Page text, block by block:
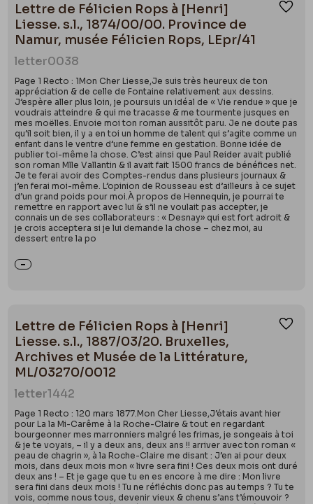
Lettre de Félicien Rops à [Henri]
Liesse. s.l., 1874/00/00. Province de
Namur, musée Félicien Rops, LEpr/41
letter0038
Page 1 Recto : 1Mon Cher Liesse,Je suis très heureux de ton
appréciation & de celle de Fontaine relativement aux dessins.
J’espère aller plus loin, je poursuis un idéal de « Vie rendue » que je
voudrais atteindre & qui me tracasse & me tourmente jusques en
mes moëlles. Envoie moi ton roman aussitôt paru. Je ne doute pas
qu’il soit bien, il y a en toi un homme de talent qui s’agite comme un
enfant dans le ventre d’une femme en gestation. Bonne idée de
publier toi-même la chose. C’est ainsi que Paul Reider avait publié
son roman Mlle Vallantin & il avait fait 1500 francs de bénéfices net.
Je te ferai avoir des Comptes-rendus dans plusieurs journaux &
j’en ferai moi-même. L’opinion de Rousseau est d’ailleurs à ce sujet
d’un grand poids pour moi.À propos de Hennequin, je pourrai te
remettre en rapport avec lui & s’il ne voulait pas accepter, je
connais un de ses collaborateurs : « Desnay» qui est fort adroit &
je crois acceptera si je lui demande la chose – chez moi, au
dessert entre la po
Lettre de Félicien Rops à [Henri]
Liesse. s.l., 1887/03/20. Bruxelles,
Archives et Musée de la Littérature,
ML/03270/0012
letter1442
Page 1 Recto : 120 mars 1877.Mon Cher Liesse,J’étais avant hier
pour La la Mi-Carême à la Roche-Claire & tout en regardant
bourgeonner mes marronniers malgré les frimas, je songeais à toi
& je te voyais, – il y a deux ans, deux ans !! arriver avec ton roman «
peau de chagrin », à la Roche-Claire me disant : J’en ai pour deux
mois, dans deux mois mon « livre sera fini ! Ces deux mois ont duré
deux ans ! – Et je gage que tu en es encore à me dire : Mon livre
sera fini dans deux mois ! Tu ne réfléchis donc pas au temps ? Tu te
vois, comme nous tous, devenir vieux & chenu s’ans t’émouvoir ?